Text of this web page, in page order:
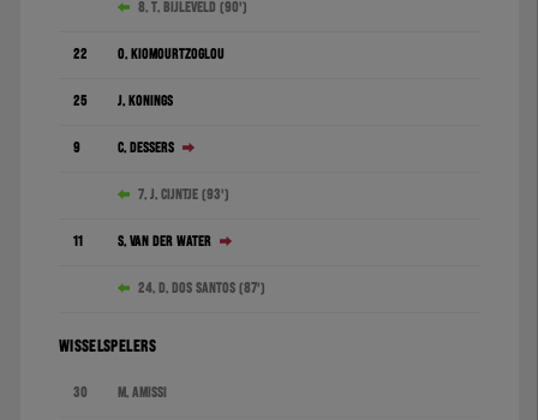
8. T. Bijleveld (90')
22 O. Kiomourtzoglou
25 J. Konings
9 C. Dessers
7. J. Cijntje (93')
11 S. van der Water
24. D. dos Santos (87')
WISSELSPELERS
30 M. Amissi